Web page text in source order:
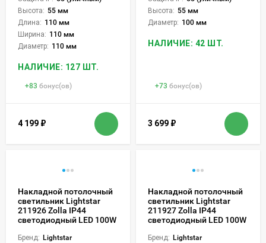
Высота: 55 мм
Длина: 110 мм
Ширина: 110 мм
Диаметр: 110 мм
НАЛИЧИЕ: 127 ШТ.
+83 бонус(ов)
4 199 ₽
Высота: 55 мм
Диаметр: 100 мм
НАЛИЧИЕ: 42 ШТ.
+73 бонус(ов)
3 699 ₽
Накладной потолочный
светильник Lightstar
211926 Zolla IP44
светодиодный LED 100W
Бренд: Lightstar
Накладной потолочный
светильник Lightstar
211927 Zolla IP44
светодиодный LED 100W
Бренд: Lightstar